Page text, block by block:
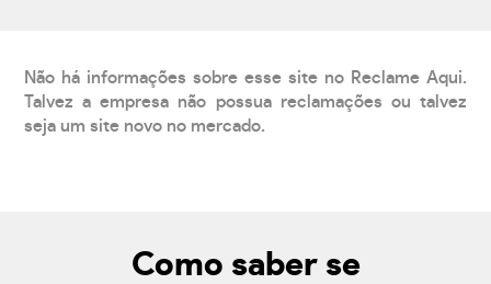
Não há informações sobre esse site no Reclame Aqui.
Talvez a empresa não possua reclamações ou talvez
seja um site novo no mercado.
Como saber se